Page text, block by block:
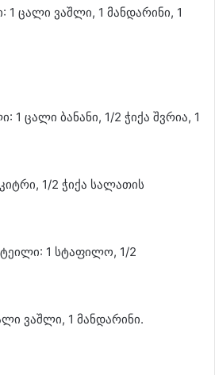
1 ცალი ვაშლი, 1 მანდარინი, 1
1 ცალი ბანანი, 1/2 ჭიქა შვრია, 1
კიტრი, 1/2 ჭიქა სალათის
1 სტაფილო, 1/2
ვაშლი, 1 მანდარინი.